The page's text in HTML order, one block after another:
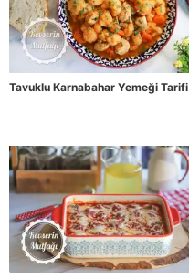
Tavuklu Karnabahar Yemeği Tarifi